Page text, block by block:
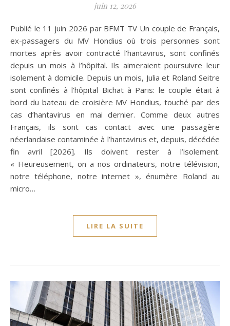
juin 12, 2026
Publié le 11 juin 2026 par BFMT TV Un couple de Français,
ex-passagers du MV Hondius où trois personnes sont
mortes après avoir contracté l’hantavirus, sont confinés
depuis un mois à l’hôpital. Ils aimeraient poursuivre leur
isolement à domicile. Depuis un mois, Julia et Roland Seitre
sont confinés à l’hôpital Bichat à Paris: le couple était à
bord du bateau de croisière MV Hondius, touché par des
cas d’hantavirus en mai dernier. Comme deux autres
Français, ils sont cas contact avec une passagère
néerlandaise contaminée à l’hantavirus et, depuis, décédée
fin avril [2026]. Ils doivent rester à l’isolement.
« Heureusement, on a nos ordinateurs, notre télévision,
notre téléphone, notre internet », énumère Roland au
micro…
LIRE LA SUITE